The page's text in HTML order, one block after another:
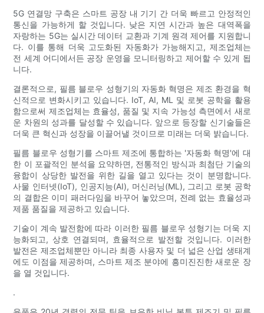
5G 연결망 구축은 스마트 공장 내 기기 간 더욱 빠르고 안정적인
통신을 가능하게 할 것입니다. 낮은 지연 시간과 높은 대역폭을
자랑하는 5G는 실시간 데이터 교환과 기계 원격 제어를 지원합니
다. 이를 통해 더욱 고도화된 자동화가 가능해지고, 제조업체는
전 세계 어디에서든 공장 운영을 모니터링하고 제어할 수 있게 됩
니다.
결론적으로, 필름 블로우 성형기의 자동화 혁명은 제조 환경을 혁
신적으로 변화시키고 있습니다. IoT, AI, ML 및 로봇 공학을 활용
함으로써 제조업체는 효율성, 품질 및 지속 가능성 측면에서 새로
운 차원의 성과를 달성할 수 있습니다. 앞으로 등장할 신기술들은
더욱 큰 혁신과 성장을 이끌어낼 것이므로 미래는 더욱 밝습니다.
필름 블로우 성형기를 스마트 제조에 통합하는 '자동화 혁명'에 대
한 이 포괄적인 분석을 요약하면, 전통적인 방식과 최첨단 기술의
융합이 상당한 발전을 위한 길을 열고 있다는 것이 분명합니다.
사물 인터넷(IoT), 인공지능(AI), 머신러닝(ML), 그리고 로봇 공학
의 결합은 이미 패러다임을 바꾸어 놓았으며, 전례 없는 효율성과
제품 품질을 제공하고 있습니다.
기술이 계속 발전함에 따라 이러한 필름 블로우 성형기는 더욱 지
능화되고, 상호 연결되며, 효율적으로 발전할 것입니다. 이러한
발전은 제조업체뿐만 아니라 최종 사용자 및 더 넓은 산업 생태계
에도 이점을 제공하며, 스마트 제조 분야에 흥미진진한 새로운 장
을 열 것입니다.
.